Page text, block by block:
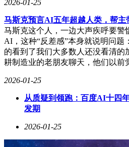
许将成为其更深入理解用户需求
新的同时，提升产品的大众适配
题。
2026-01-25
马斯克预言AI五年超越人类，帮主
马斯克这个人，一边大声疾呼要警
AI，这种“反差感”本身就说明问题
的看到了我们大多数人还没看清的
耕制造业的老朋友聊天，他们以
2026-01-25
从质疑到领跑：百度AI十四
发期
2026-01-25